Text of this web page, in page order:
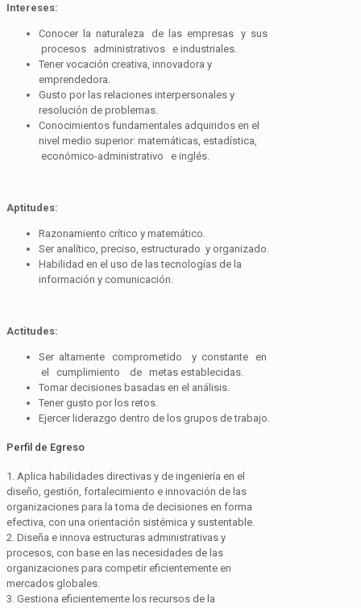
Intereses:
Conocer la naturaleza de las empresas y sus
procesos administrativos e industriales.
Tener vocación creativa, innovadora y
emprendedora.
Gusto por las relaciones interpersonales y
resolución de problemas.
Conocimientos fundamentales adquiridos en el
nivel medio superior: matemáticas, estadística,
económico-administrativo e inglés.
Aptitudes:
Razonamiento crítico y matemático.
Ser analítico, preciso, estructurado y organizado.
Habilidad en el uso de las tecnologías de la
información y comunicación.
Actitudes:
Ser altamente comprometido y constante en
el cumplimiento de metas establecidas.
Tomar decisiones basadas en el análisis.
Tener gusto por los retos.
Ejercer liderazgo dentro de los grupos de trabajo.
Perfil de Egreso
1. Aplica habilidades directivas y de ingeniería en el
diseño, gestión, fortalecimiento e innovación de las
organizaciones para la toma de decisiones en forma
efectiva, con una orientación sistémica y sustentable.
2. Diseña e innova estructuras administrativas y
procesos, con base en las necesidades de las
organizaciones para competir eficientemente en
mercados globales.
3. Gestiona eficientemente los recursos de la